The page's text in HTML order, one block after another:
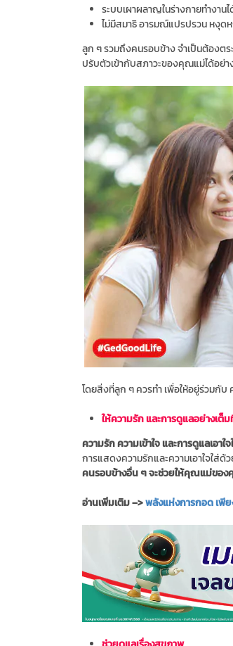
ระบบเผาผลาญในร่างกายทำงาน
ไม่มีสมาธิ อารมณ์แปรปรวน หงุด
ลูก ๆ รวมถึงคนรอบข้าง จำเป็นต้องต
ปรับตัวเข้ากับสภาวะของคุณแม่ได้อย่า
โดยสิ่งที่ลูก ๆ ควรทำ เพื่อให้อยู่ร่วมกั
ให้ความรัก และการดูแลอย่างเต็
ความรัก ความเข้าใจ และการดูแลเอ
การแสดงความรักและความเอาใจใส่
คนรอบข้างอื่น ๆ จะช่วยให้คุณแม่ของ
อ่านเพิ่มเติม –>พลังแห่งการกอด เพี